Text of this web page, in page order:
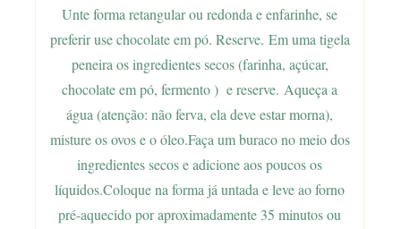
Unte forma retangular ou redonda e enfarinhe, se
preferir use chocolate em pó. Reserve. Em uma tigela
peneira os ingredientes secos (farinha, açúcar,
chocolate em pó, fermento ) e reserve. Aqueça a
água (atenção: não ferva, ela deve estar morna),
misture os ovos e o óleo.Faça um buraco no meio dos
ingredientes secos e adicione aos poucos os
líquidos.Coloque na forma já untada e leve ao forno
pré-aquecido por aproximadamente 35 minutos ou